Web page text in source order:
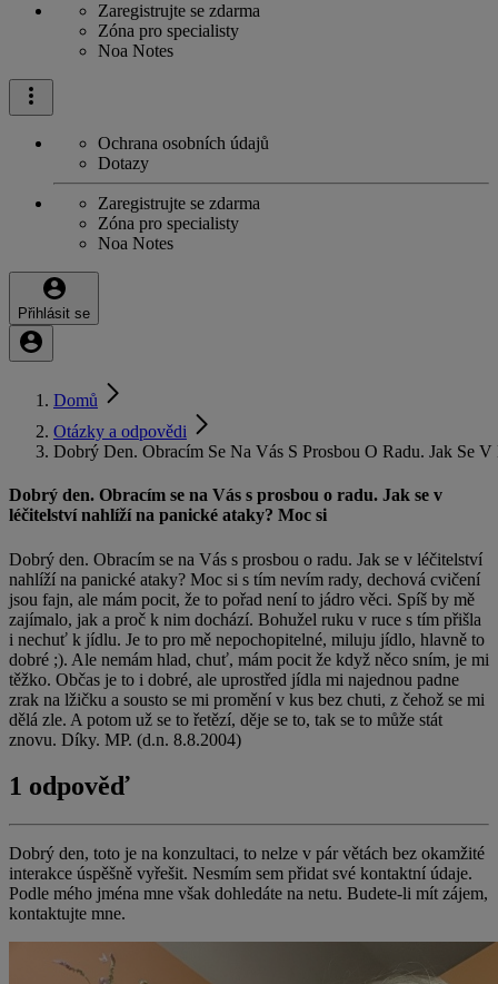
Zaregistrujte se zdarma
Zóna pro specialisty
Noa Notes
Ochrana osobních údajů
Dotazy
Zaregistrujte se zdarma
Zóna pro specialisty
Noa Notes
Přihlásit se
Domů
Otázky a odpovědi
Dobrý Den. Obracím Se Na Vás S Prosbou O Radu. Jak Se
Dobrý den. Obracím se na Vás s prosbou o radu. Jak se v
léčitelství nahlíží na panické ataky? Moc si
Dobrý den. Obracím se na Vás s prosbou o radu. Jak se v léčitelství
nahlíží na panické ataky? Moc si s tím nevím rady, dechová cvičení
jsou fajn, ale mám pocit, že to pořad není to jádro věci. Spíš by mě
zajímalo, jak a proč k nim dochází. Bohužel ruku v ruce s tím přišla
i nechuť k jídlu. Je to pro mě nepochopitelné, miluju jídlo, hlavně to
dobré ;). Ale nemám hlad, chuť, mám pocit že když něco sním, je mi
těžko. Občas je to i dobré, ale uprostřed jídla mi najednou padne
zrak na lžičku a sousto se mi promění v kus bez chuti, z čehož se mi
dělá zle. A potom už se to řetězí, děje se to, tak se to může stát
znovu. Díky. MP. (d.n. 8.8.2004)
1 odpověď
Dobrý den, toto je na konzultaci, to nelze v pár větách bez okamžité
interakce úspěšně vyřešit. Nesmím sem přidat své kontaktní údaje.
Podle mého jména mne však dohledáte na netu. Budete-li mít zájem,
kontaktujte mne.